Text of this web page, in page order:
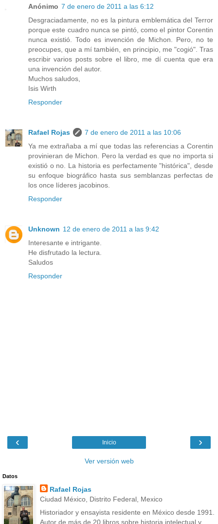
Anónimo 7 de enero de 2011 a las 6:12
Desgraciadamente, no es la pintura emblemática del Terror
porque este cuadro nunca se pintó, como el pintor Corentin
nunca existió. Todo es invención de Michon. Pero, no te
preocupes, que a mí también, en principio, me "cogió". Tras
escribir varios posts sobre el libro, me dí cuenta que era
una invención del autor.
Muchos saludos,
Isis Wirth
Responder
Rafael Rojas
7 de enero de 2011 a las 10:06
Ya me extrañaba a mí que todas las referencias a Corentin
provinieran de Michon. Pero la verdad es que no importa si
existió o no. La historia es perfectamente "histórica", desde
su enfoque biográfico hasta sus semblanzas perfectas de
los once líderes jacobinos.
Responder
Unknown 12 de enero de 2011 a las 9:42
Interesante e intrigante.
He disfrutado la lectura.
Saludos
Responder
‹ ›
Inicio
Ver versión web
Datos
Rafael Rojas
Ciudad México, Distrito Federal, Mexico
Historiador y ensayista residente en México desde 1991.
Autor de más de 20 libros sobre historia intelectual y